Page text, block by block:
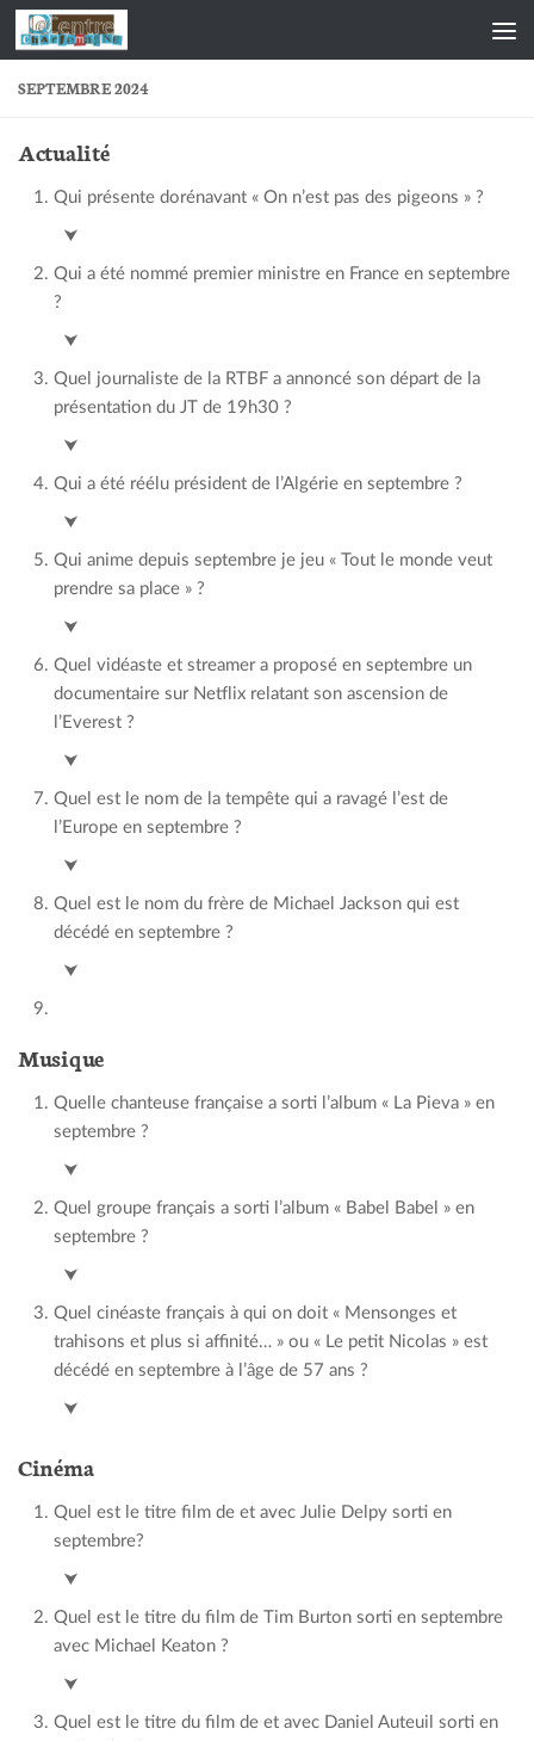
Skip to content
SEPTEMBRE 2024
Actualité
Qui présente dorénavant « On n’est pas des pigeons » ?
Simon François
⮟
Qui a été nommé premier ministre en France en septembre
?
Michel Barnier
⮟
Quel journaliste de la RTBF a annoncé son départ de la
présentation du JT de 19h30 ?
François de Brigode
⮟
Qui a été réélu président de l’Algérie en septembre ?
Abdelmajid Tebboune
⮟
Qui anime depuis septembre je jeu « Tout le monde veut
prendre sa place » ?
Cyril Féraud
⮟
Quel vidéaste et streamer a proposé en septembre un
documentaire sur Netflix relatant son ascension de
l’Everest ?
Inoxtag
⮟
Quel est le nom de la tempête qui a ravagé l’est de
l’Europe en septembre ?
Boris
⮟
Quel est le nom du frère de Michael Jackson qui est
décédé en septembre ?
Tito
⮟
Musique
Quelle chanteuse française a sorti l’album « La Pieva » en
septembre ?
Barbara Pravi
⮟
Quel groupe français a sorti l’album « Babel Babel » en
septembre ?
Indochine
⮟
Quel cinéaste français à qui on doit « Mensonges et
trahisons et plus si affinité… » ou « Le petit Nicolas » est
décédé en septembre à l’âge de 57 ans ?
Laurent Tirard
⮟
Cinéma
Quel est le titre film de et avec Julie Delpy sorti en
septembre?
Les barbares
⮟
Quel est le titre du film de Tim Burton sorti en septembre
avec Michael Keaton ?
Beetlejuice Beetlejuice
⮟
Quel est le titre du film de et avec Daniel Auteuil sorti en